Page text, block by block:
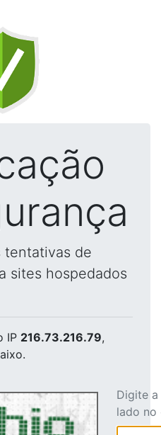
tentativas de
sites hospedados
IP 216.73.216.79,
Digite
lado no